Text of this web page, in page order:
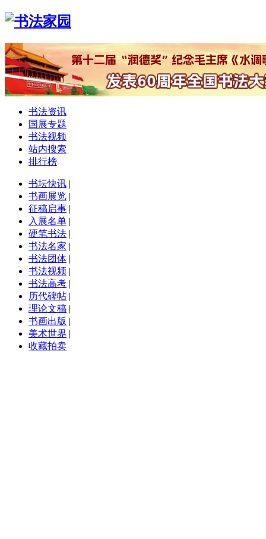
书法资讯
国展专题
书法视频
站内搜索
排行榜
书坛快讯 |
书画展览 |
征稿启事 |
入展名单 |
硬笔书法 |
书法名家 |
书法团体 |
书法视频 |
书法高考 |
历代碑帖 |
理论文稿 |
书画出版 |
美术世界 |
收藏拍卖